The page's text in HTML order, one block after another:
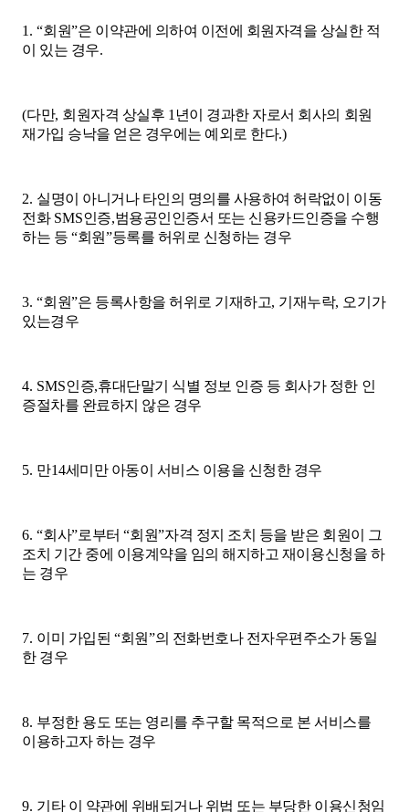
1. “회원”은 이약관에 의하여 이전에 회원자격을 상실한 적
이 있는 경우.
(다만, 회원자격 상실후 1 년이 경과한 자로서 회사의 회원
재가입 승낙을 얻은 경우에는 예외로 한다.)
2. 실명이 아니거나 타인의 명의를 사용하여 허락없이 이동
전화 SMS인증,범용공인인증서 또는 신용카드인증을 수행
하는 등 “회원”등록를 허위로 신청하는 경우
3. “회원”은 등록사항을 허위로 기재하고, 기재누락, 오기가
있는경우
4. SMS인증,휴대단말기 식별 정보 인증 등 회사가 정한 인
증절차를 완료하지 않은 경우
5. 만14세미만 아동이 서비스 이용을 신청한 경우
6. “회사”로부터“회원”자격 정지 조치 등을 받은 회원이 그
조치 기간 중에 이용계약을 임의 해지하고 재이용신청을 하
는 경우
7. 이미 가입된 “회원”의 전화번호나 전자우편주소가 동일
한 경우
8. 부정한 용도 또는 영리를 추구할 목적으로 본 서비스를
이용하고자 하는 경우
9. 기타 이 약관에 위배되거나 위법 또는 부당한 이용신청임